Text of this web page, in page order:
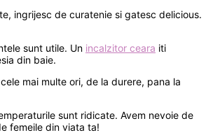
ingrijesc de curatenie si gatesc delicious.
sunt utile. Un incalzitor ceara iti
din baie.
mai multe ori, de la durere, pana la
sunt ridicate. Avem nevoie de
femeile din viata ta!